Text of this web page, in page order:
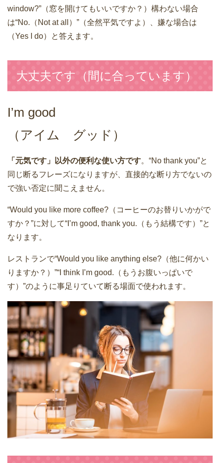
window?”（窓を開けてもいいですか？）構わない場合
は“No.（Not at all）”（全然平気ですよ）、嫌な場合は
（Yes I do）と答えます。
大丈夫です（間に合っています）
I’m good
（アイム グッド）
「元気です」以外の便利な使い方です。“No thank you”と
同じ断るフレーズになりますが、直接的な断り方でないの
で強い否定に聞こえません。
“Would you like more coffee?（コーヒーのお替りいかがで
すか？”に対して“I’m good, thank you.（もう結構です）”と
なります。
レストランで“Would you like anything else?（他に何かい
りますか？）”“I think I’m good.（もうお腹いっぱいで
す）”のように事足りていて断る場面で使われます。